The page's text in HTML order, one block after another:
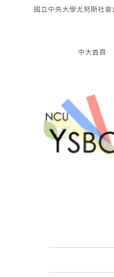
國立中央大學尤努斯社會
中大首頁